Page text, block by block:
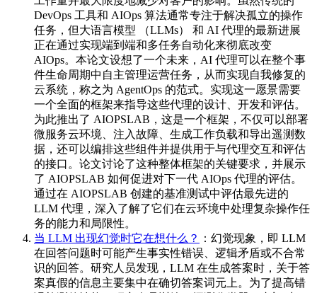
DevOps 工具和 AIOps 算法通常专注于解决孤立的操作
任务，但大语言模型 （LLMs） 和 AI 代理的最新进展
正在通过实现端到端和多任务自动化来彻底改变
AIOps。本论文设想了一个未来，AI 代理可以在整个事
件生命周期中自主管理运营任务，从而实现自我修复的
云系统，称之为 AgentOps 的范式。实现这一愿景需要
一个全面的框架来指导这些代理的设计、开发和评估。
为此推出了 AIOPSLAB，这是一个框架，不仅可以部署
微服务云环境、注入故障、生成工作负载和导出遥测数
据，还可以编排这些组件并提供用于与代理交互和评估
的接口。论文讨论了这种整体框架的关键要求，并展示
了 AIOPSLAB 如何促进对下一代 AIOps 代理的评估。
通过在 AIOPSLAB 创建的基准测试中评估最先进的
LLM 代理，深入了解了它们在云环境中处理复杂操作任
务的能力和局限性。
当 LLM 出现幻觉时它在想什么？
：幻觉现象，即 LLM
在回答问题时可能产生事实性错误、逻辑矛盾或不合常
识的回答。研究人员发现，LLM 在生成答案时，关于答
案真假的信息主要集中在确切答案词元上。为了提高错